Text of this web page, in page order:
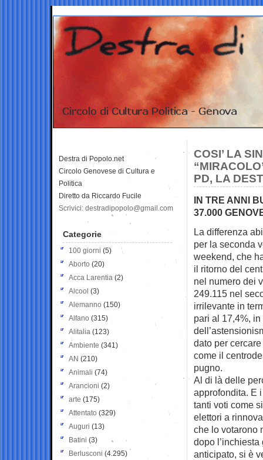
COSI’ LA
PD, LA
IN TRE ANNI
37.000
La differenza
per la seconda
weekend, che
il ritorno del
nel numero dei
249.115 nel
irrilevante in
pari al 17,4%,
dato per
come il
pugno.
Al di là delle
approfondita. E
tanti voti come
elettori a
che lo votarono
dopo
anticipato, si è
Destra di Popolo.net
Circolo Genovese di Cultura e
Politica
Diretto da Riccardo Fucile
Scrivici: destradipopolo@gmail.com
Categorie
100 giorni (5)
Aborto (20)
Acca Larentia (2)
Alcool (3)
Alemanno (150)
Alfano (315)
Alitalia (123)
Ambiente (341)
AN (210)
Animali (74)
Arancioni (2)
arte (175)
Attentato (329)
Auguri (13)
Batini (3)
Berlusconi (4.295)